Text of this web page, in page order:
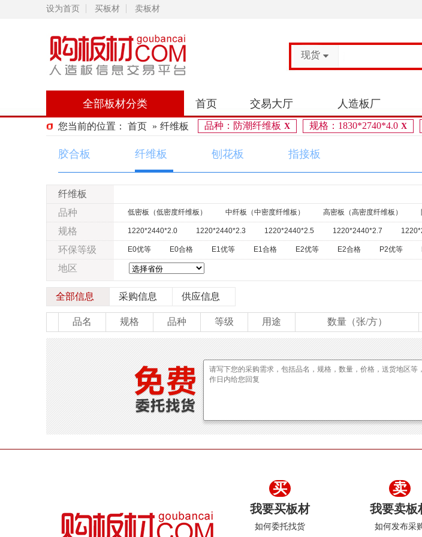
设为首页 买板材 卖板材
现货
全部板材分类 首页 交易大厅 人造板厂
您当前的位置： 首页 » 纤维板 品种：防潮纤维板 X 规格：1830*2740*4.0 X
胶合板 纤维板 刨花板 指接板
纤维板
品种
低密板（低密度纤维板） 中纤板（中密度纤维板） 高密板（高密度纤维板）
规格 1220*2440*2.0 1220*2440*2.3 1220*2440*2.5 1220*2440*2.7
1220*2440*4.2
1220*2440*4.5 1220*2440*5 1220*2440*5.3
1220*2440*9
1220*2440*12 1220*2440*14 1220*2440*15
1830*2740*2.3
1830*2740*2.5
1830*2740*4.5
1830*2740*5
1830*3660*2.5
1830*3660*2.7 1830*3660*3.0 1830*3660*3.5
1830*3660*14
1830*3660*15 1830*3660*16 1830*3660*18
环保等级 E0优等 E0合格 E1优等 E1合格 E2优等 E2合格 P2优等
地区
全部信息 采购信息 供应信息
品名 规格 品种 等级 用途 数量（张/方）
买
我要买板材
如何委托找货
卖
我要卖板
如何发布采